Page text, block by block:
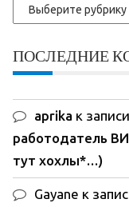
Рубрики
ПОСЛЕДНИЕ
aprika к записи
работодатель
тут хохлы*…)
Gayane к